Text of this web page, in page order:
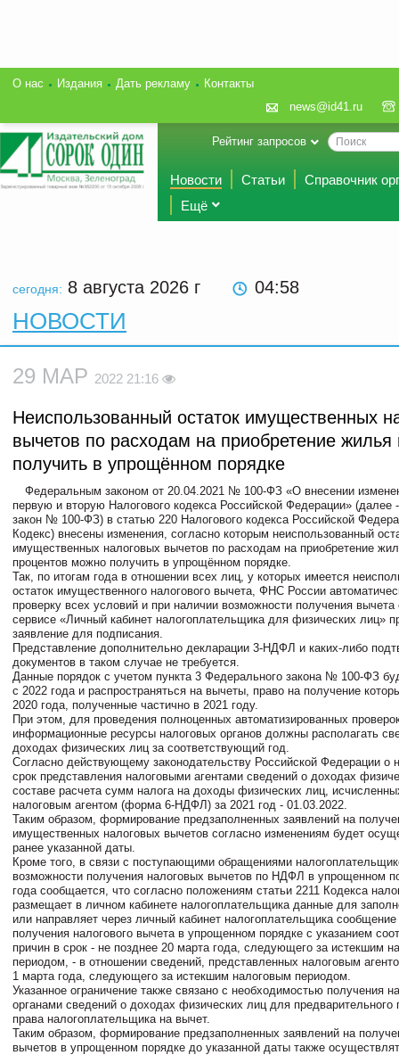
О нас Издания Дать рекламу
Контакты
news@id41.ru
Рейтинг запросов
Новости Статьи
Справочник
Ещё
сегодня: 8 августа 2026 г 04:58
НОВОСТИ
29 МАР 2022 21:16
Неиспользованный остаток имущественных
вычетов по расходам на приобретение
получить в упрощённом порядке
Федеральным законом от 20.04.2021 № 100-ФЗ «О внесении
первую и вторую Налогового кодекса Российской Федерации»
закон № 100-ФЗ) в статью 220 Налогового кодекса Российской
Кодекс) внесены изменения, согласно которым неиспользованный
имущественных налоговых вычетов по расходам на приобретение
процентов можно получить в упрощённом порядке.
Так, по итогам года в отношении всех лиц, у которых имеется
остаток имущественного налогового вычета, ФНС России
проверку всех условий и при наличии возможности получения
сервисе «Личный кабинет налогоплательщика для физических лиц»
заявление для подписания.
Представление дополнительно декларации 3-НДФЛ и каких-либо
документов в таком случае не требуется.
Данные порядок с учетом пункта 3 Федерального закона № 100-ФЗ
с 2022 года и распространяться на вычеты, право на получение
2020 года, полученные частично в 2021 году.
При этом, для проведения полноценных автоматизированных
информационные ресурсы налоговых органов должны располагать
доходах физических лиц за соответствующий год.
Согласно действующему законодательству Российской Федерации о
срок представления налоговыми агентами сведений о доходах
составе расчета сумм налога на доходы физических лиц,
налоговым агентом (форма 6-НДФЛ) за 2021 год - 01.03.2022.
Таким образом, формирование предзаполненных заявлений на
имущественных налоговых вычетов согласно изменениям будет
ранее указанной даты.
Кроме того, в связи с поступающими обращениями
возможности получения налоговых вычетов по НДФЛ в упрощенном
года сообщается, что согласно положениям статьи 2211 Кодекса
размещает в личном кабинете налогоплательщика данные для
или направляет через личный кабинет налогоплательщика
получения налогового вычета в упрощенном порядке с указанием
причин в срок - не позднее 20 марта года, следующего за истекшим
периодом, - в отношении сведений, представленных налоговым
1 марта года, следующего за истекшим налоговым периодом.
Указанное ограничение также связано с необходимостью получения
органами сведений о доходах физических лиц для предварительного
права налогоплательщика на вычет.
Таким образом, формирование предзаполненных заявлений на
вычетов в упрощенном порядке до указанной даты также